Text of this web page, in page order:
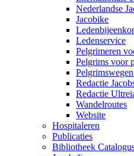
Nederlandse
Jacobike
Ledenservice
Pelgrimeren
Pelgrims voor
Redactie
Redactie
Wandelroutes
Website
Hospitaleren
Publicaties
Bibliotheek